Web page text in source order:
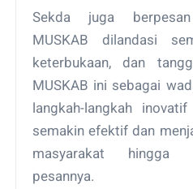
Sekda juga
MUSKAB dilandasi
keterbukaan, dan
MUSKAB ini sebagai
langkah-langkah
semakin efektif dan
masyarakat hingga
pesannya.